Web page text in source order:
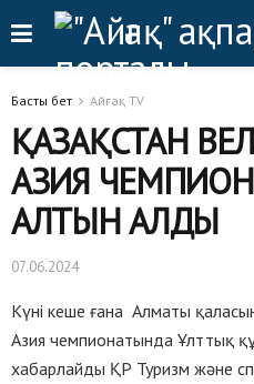
Басты бет Айғақ TV
ҚАЗАҚСТАН
АЗИЯ
АЛТЫН АЛДЫ
07.06.2024
Күні кеше ғана Алматы
Азия чемпионатында Ұлттық
хабарлайды ҚР Туризм және